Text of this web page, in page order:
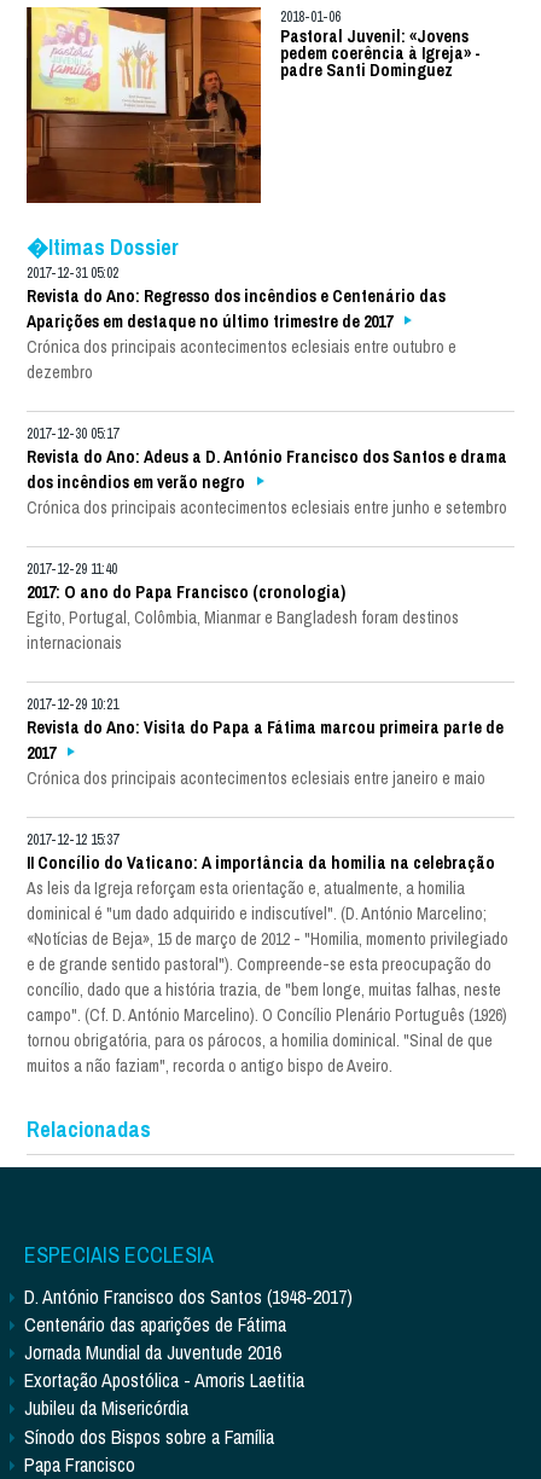
2018-01-06
Pastoral Juvenil: «Jovens
pedem coerência à Igreja» -
padre Santi Dominguez
�ltimas Dossier
2017-12-31 05:02
Revista do Ano: Regresso dos incêndios e Centenário das
Aparições em destaque no último trimestre de 2017
Crónica dos principais acontecimentos eclesiais entre outubro e
dezembro
2017-12-30 05:17
Revista do Ano: Adeus a D. António Francisco dos Santos e drama
dos incêndios em verão negro
Crónica dos principais acontecimentos eclesiais entre junho e setembro
2017-12-29 11:40
2017: O ano do Papa Francisco (cronologia)
Egito, Portugal, Colômbia, Mianmar e Bangladesh foram destinos
internacionais
2017-12-29 10:21
Revista do Ano: Visita do Papa a Fátima marcou primeira parte de
2017
Crónica dos principais acontecimentos eclesiais entre janeiro e maio
2017-12-12 15:37
II Concílio do Vaticano: A importância da homilia na celebração
As leis da Igreja reforçam esta orientação e, atualmente, a homilia
dominical é "um dado adquirido e indiscutível". (D. António Marcelino;
«Notícias de Beja», 15 de março de 2012 - "Homilia, momento privilegiado
e de grande sentido pastoral"). Compreende-se esta preocupação do
concílio, dado que a história trazia, de "bem longe, muitas falhas, neste
campo". (Cf. D. António Marcelino). O Concílio Plenário Português (1926)
tornou obrigatória, para os párocos, a homilia dominical. "Sinal de que
muitos a não faziam", recorda o antigo bispo de Aveiro.
Relacionadas
ESPECIAIS ECCLESIA
D. António Francisco dos Santos (1948-2017)
Centenário das aparições de Fátima
Jornada Mundial da Juventude 2016
Exortação Apostólica - Amoris Laetitia
Jubileu da Misericórdia
Sínodo dos Bispos sobre a Família
Papa Francisco